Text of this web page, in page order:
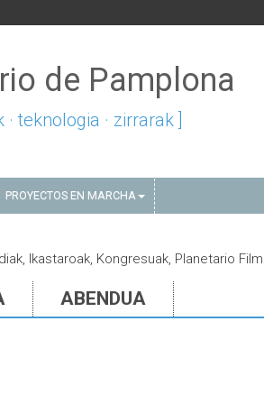
de Pamplona
· teknologia · zirrarak ]
PROYECTOS EN MARCHA
Ikastaroak, Kongresuak, Planetario
ABENDUA